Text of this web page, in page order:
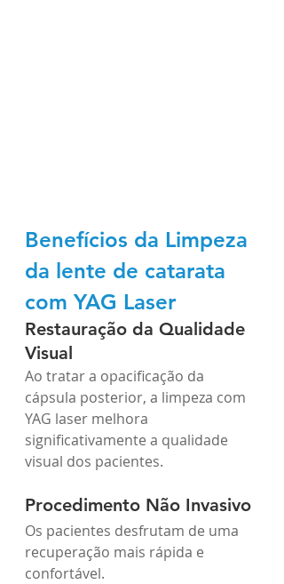
Benefícios da Limpeza
da lente de catarata
com YAG Laser
Restauração da Qualidade
Visual
Ao tratar a opacificação da
cápsula posterior, a limpeza com
YAG laser melhora
significativamente a qualidade
visual dos pacientes.
Procedimento Não Invasivo
Os pacientes desfrutam de uma
recuperação mais rápida e
confortável.